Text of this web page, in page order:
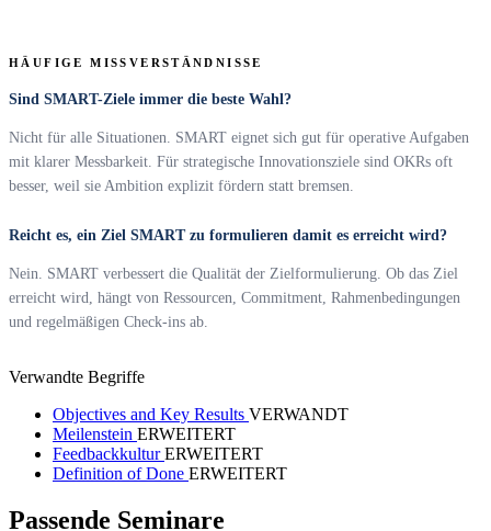
HÄUFIGE MISSVERSTÄNDNISSE
Sind SMART-Ziele immer die beste Wahl?
Nicht für alle Situationen. SMART eignet sich gut für operative Aufgaben
mit klarer Messbarkeit. Für strategische Innovationsziele sind OKRs oft
besser, weil sie Ambition explizit fördern statt bremsen.
Reicht es, ein Ziel SMART zu formulieren damit es erreicht wird?
Nein. SMART verbessert die Qualität der Zielformulierung. Ob das Ziel
erreicht wird, hängt von Ressourcen, Commitment, Rahmenbedingungen
und regelmäßigen Check-ins ab.
Verwandte Begriffe
Objectives and Key Results VERWANDT
Meilenstein ERWEITERT
FeedbackkulturERWEITERT
Definition of Done ERWEITERT
Passende Seminare